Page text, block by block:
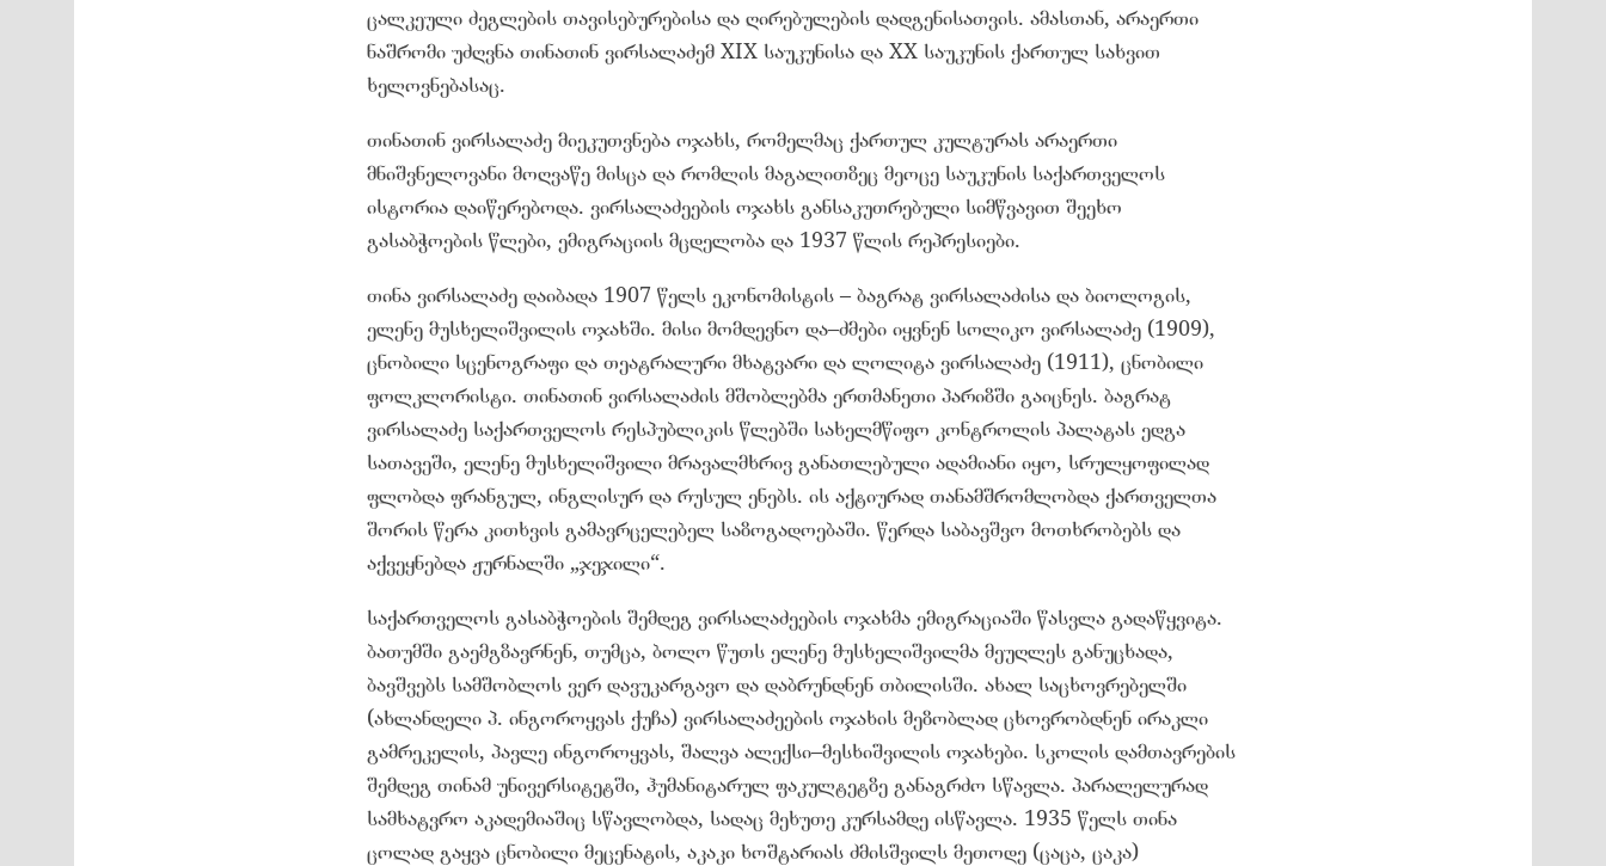
ცალკეული ძეგლების თავისებურებისა და ღირებულების დადგენისათვის. ამასთან, არაერთი
ნაშრომი უძღვნა თინათინ ვირსალაძემ XIX საუკუნისა და XX საუკუნის ქართულ სახვით
ხელოვნებასაც.
თინათინ ვირსალაძე მიეკუთვნება ოჯახს, რომელმაც ქართულ კულტურას არაერთი
მნიშვნელოვანი მოღვაწე მისცა და რომლის მაგალითზეც მეოცე საუკუნის საქართველოს
ისტორია დაიწერებოდა. ვირსალაძეების ოჯახს განსაკუთრებული სიმწვავით შეეხო
გასაბჭოების წლები, ემიგრაციის მცდელობა და 1937 წლის რეპრესიები.
თინა ვირსალაძე დაიბადა 1907 წელს ეკონომისტის – ბაგრატ ვირსალაძისა და ბიოლოგის,
ელენე მუსხელიშვილის ოჯახში. მისი მომდევნო და–ძმები იყვნენ სოლიკო ვირსალაძე (1909),
ცნობილი სცენოგრაფი და თეატრალური მხატვარი და ლოლიტა ვირსალაძე (1911), ცნობილი
ფოლკლორისტი. თინათინ ვირსალაძის მშობლებმა ერთმანეთი პარიზში გაიცნეს. ბაგრატ
ვირსალაძე საქართველოს რესპუბლიკის წლებში სახელმწიფო კონტროლის პალატას ედგა
სათავეში, ელენე მუსხელიშვილი მრავალმხრივ განათლებული ადამიანი იყო, სრულყოფილად
ფლობდა ფრანგულ, ინგლისურ და რუსულ ენებს. ის აქტიურად თანამშრომლობდა ქართველთა
შორის წერა კითხვის გამავრცელებელ საზოგადოებაში. წერდა საბავშვო მოთხრობებს და
აქვეყნებდა ჟურნალში „ჯეჯილი“.
საქართველოს გასაბჭოების შემდეგ ვირსალაძეების ოჯახმა ემიგრაციაში წასვლა გადაწყვიტა.
ბათუმში გაემგზავრნენ, თუმცა, ბოლო წუთს ელენე მუსხელიშვილმა მეუღლეს განუცხადა,
ბავშვებს სამშობლოს ვერ დავუკარგავო და დაბრუნდნენ თბილისში. ახალ საცხოვრებელში
(ახლანდელი პ. ინგოროყვას ქუჩა) ვირსალაძეების ოჯახის მეზობლად ცხოვრობდნენ ირაკლი
გამრეკელის, პავლე ინგოროყვას, შალვა ალექსი–მესხიშვილის ოჯახები. სკოლის დამთავრების
შემდეგ თინამ უნივერსიტეტში, ჰუმანიტარულ ფაკულტეტზე განაგრძო სწავლა. პარალელურად
სამხატვრო აკადემიაშიც სწავლობდა, სადაც მეხუთე კურსამდე ისწავლა. 1935 წელს თინა
ცოლად გაყვა ცნობილი მეცენატის, აკაკი ხოშტარიას ძმისშვილს მეთოდე (ცაცა, ცაკა)